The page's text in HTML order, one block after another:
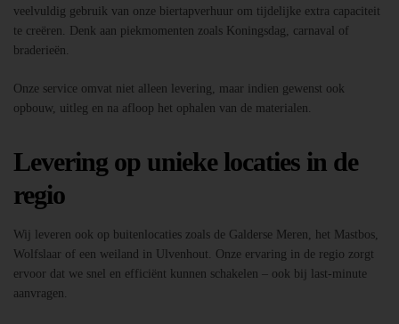
veelvuldig gebruik van onze biertapverhuur om tijdelijke extra capaciteit
te creëren. Denk aan piekmomenten zoals Koningsdag, carnaval of
braderieën.
Onze service omvat niet alleen levering, maar indien gewenst ook
opbouw, uitleg en na afloop het ophalen van de materialen.
Levering op unieke locaties in de
regio
Wij leveren ook op buitenlocaties zoals de Galderse Meren, het Mastbos,
Wolfslaar of een weiland in Ulvenhout. Onze ervaring in de regio zorgt
ervoor dat we snel en efficiënt kunnen schakelen – ook bij last-minute
aanvragen.